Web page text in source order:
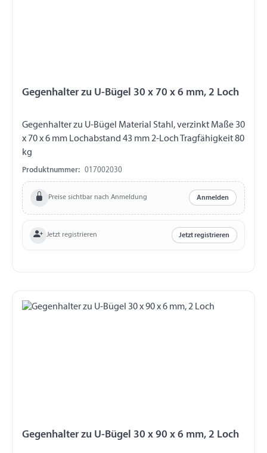
Gegenhalter zu U-Bügel 30 x 70 x 6 mm, 2 Loch
Gegenhalter zu U-Bügel Material Stahl, verzinkt Maße 30
x 70 x 6 mm Lochabstand 43 mm 2-Loch Tragfähigkeit 80
kg
Produktnummer: 017002030
Preise sichtbar nach Anmeldung Anmelden
Jetzt registrieren Jetzt registrieren
Gegenhalter zu U-Bügel 30 x 90 x 6 mm, 2 Loch